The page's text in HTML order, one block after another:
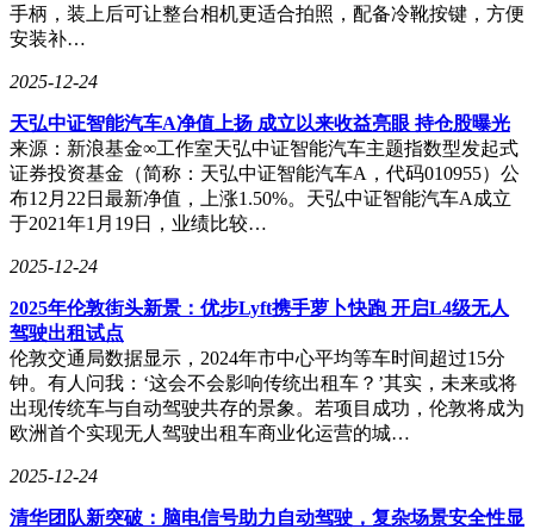
手柄，装上后可让整台相机更适合拍照，配备冷靴按键，方便
安装补…
2025-12-24
天弘中证智能汽车A净值上扬 成立以来收益亮眼 持仓股曝光
来源：新浪基金∞工作室天弘中证智能汽车主题指数型发起式
证券投资基金（简称：天弘中证智能汽车A，代码010955）公
布12月22日最新净值，上涨1.50%。天弘中证智能汽车A成立
于2021年1月19日，业绩比较…
2025-12-24
2025年伦敦街头新景：优步Lyft携手萝卜快跑 开启L4级无人
驾驶出租试点
伦敦交通局数据显示，2024年市中心平均等车时间超过15分
钟。有人问我：‘这会不会影响传统出租车？’其实，未来或将
出现传统车与自动驾驶共存的景象。若项目成功，伦敦将成为
欧洲首个实现无人驾驶出租车商业化运营的城…
2025-12-24
清华团队新突破：脑电信号助力自动驾驶，复杂场景安全性显